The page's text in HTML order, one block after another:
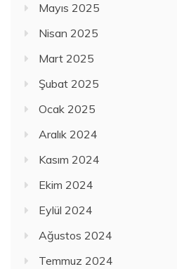
Mayıs 2025
Nisan 2025
Mart 2025
Şubat 2025
Ocak 2025
Aralık 2024
Kasım 2024
Ekim 2024
Eylül 2024
Ağustos 2024
Temmuz 2024